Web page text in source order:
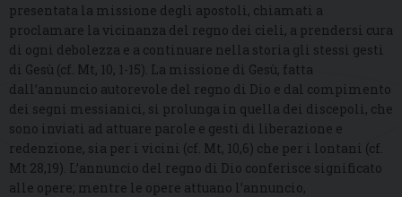
presentata la missione degli apostoli, chiamati a
proclamare la vicinanza del regno dei cieli, a prendersi cura
di ogni debolezza e a continuare nella storia gli stessi gesti
di Gesù (cf. Mt, 10, 1-15). La missione di Gesù, fatta
dall’annuncio autorevole del regno di Dio e dal compimento
dei segni messianici, si prolunga in quella dei discepoli, che
sono inviati ad attuare parole e gesti di liberazione e
redenzione, sia per i vicini (cf. Mt, 10,6) che per i lontani (cf.
Mt 28,19). L’annuncio del regno di Dio conferisce significato
alle opere; mentre le opere attuano l’annuncio,